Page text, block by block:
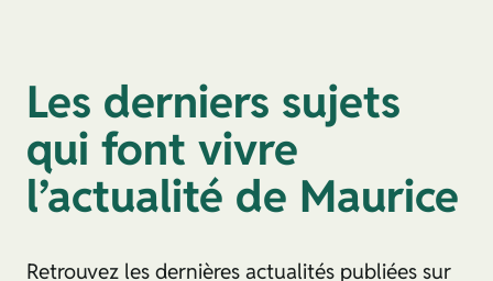
Les derniers sujets
qui font vivre
l’actualité de Maurice
Retrouvez les dernières actualités publiées sur